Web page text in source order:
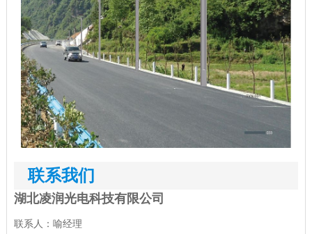
联系我们
湖北凌润光电科技有限公司
联系人：喻经理